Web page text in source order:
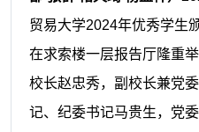
贸易大学2024年优秀学生
在求索楼一层报告厅隆重
校长赵忠秀，副校长兼党
记、纪委书记马贵生，党